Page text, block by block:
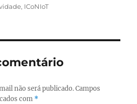
, ICoNIoT
não será publicado. Campos
com *